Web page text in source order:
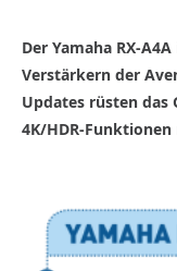
Der Yamaha RX-
Verstärkern der
Updates rüsten das
4K/HDR-Funktionen